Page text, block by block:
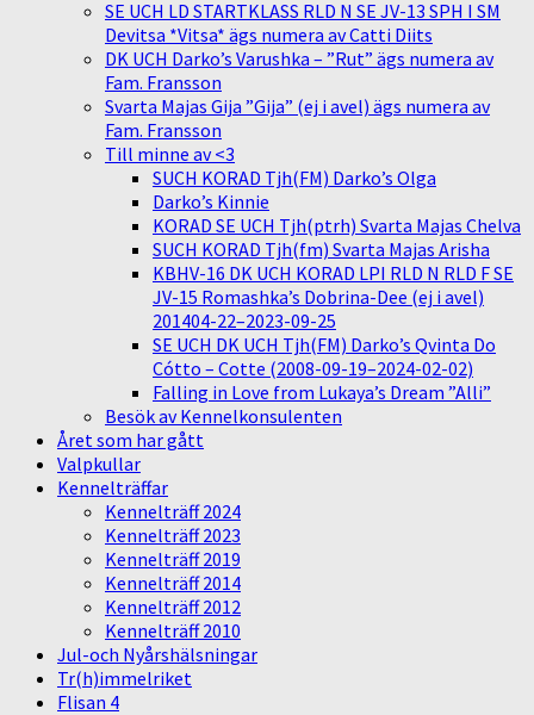
SE UCH LD STARTKLASS RLD N SE JV-13 SPH I SM
Devitsa *Vitsa* ägs numera av Catti Diits
DK UCH Darko’s Varushka – ”Rut” ägs numera av
Fam. Fransson
Svarta Majas Gija ”Gija” (ej i avel) ägs numera av
Fam. Fransson
Till minne av <3
SUCH KORAD Tjh(FM) Darko’s Olga
Darko’s Kinnie
KORAD SE UCH Tjh(ptrh) Svarta Majas Chelva
SUCH KORAD Tjh(fm) Svarta Majas Arisha
KBHV-16 DK UCH KORAD LPI RLD N RLD F SE
JV-15 Romashka’s Dobrina-Dee (ej i avel)
201404-22–2023-09-25
SE UCH DK UCH Tjh(FM) Darko’s Qvinta Do
Cótto – Cotte (2008-09-19–2024-02-02)
Falling in Love from Lukaya’s Dream ”Alli”
Besök av Kennelkonsulenten
Året som har gått
Valpkullar
Kennelträffar
Kennelträff 2024
Kennelträff 2023
Kennelträff 2019
Kennelträff 2014
Kennelträff 2012
Kennelträff 2010
Jul-och Nyårshälsningar
Tr(h)immelriket
Flisan 4